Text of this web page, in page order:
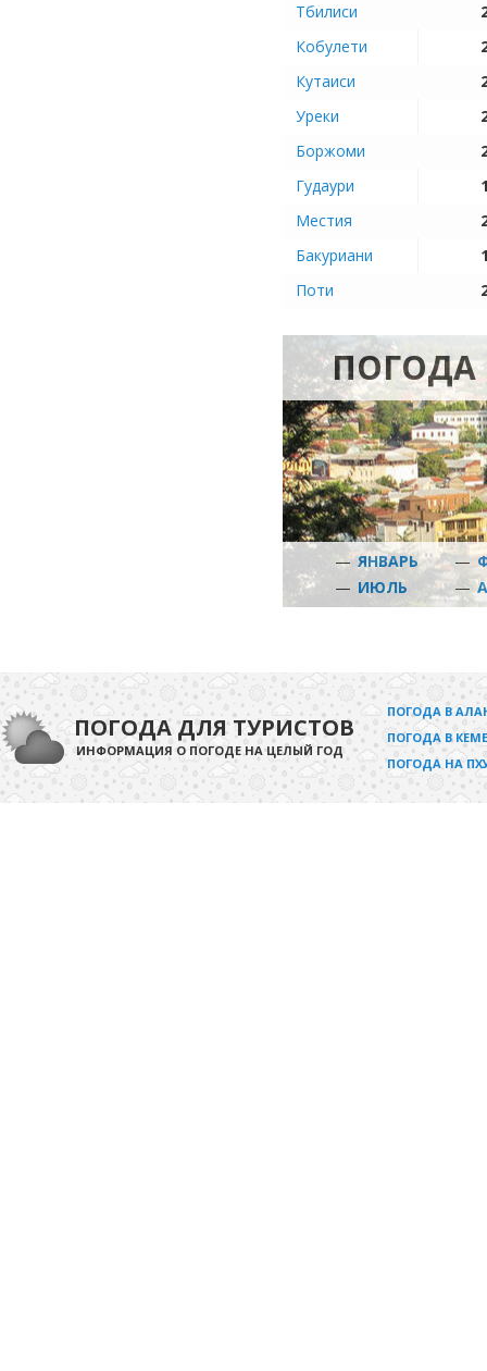
Тбилиси
Кобулети
Кутаиси
Уреки
Боржоми
Гудаури
Местия
Бакуриани
Поти
ПОГОДА
—ЯНВАРЬ —
— ИЮЛЬ —
ПОГОДА ДЛЯ ТУРИСТОВ
ИНФОРМАЦИЯ О ПОГОДЕ НА ЦЕЛЫЙ ГОД
ПОГОДА В
ПОГОДА В
ПОГОДА НА